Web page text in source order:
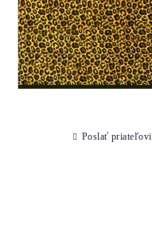
Poslať priateľovi